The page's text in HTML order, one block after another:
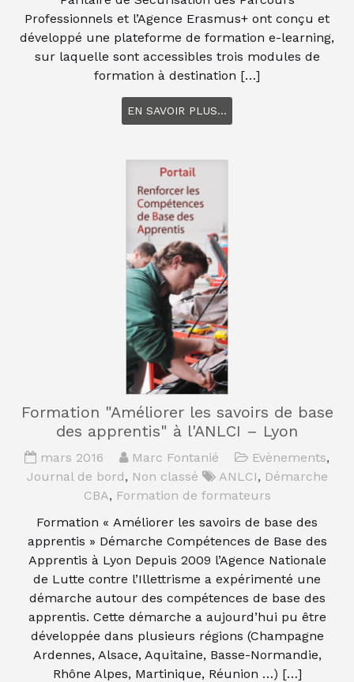
Professionnels et l’Agence Erasmus+ ont conçu et
développé une plateforme de formation e-learning,
sur laquelle sont accessibles trois modules de
formation à destination […]
EN SAVOIR PLUS...
Formation "Améliorer les savoirs de base
des apprentis" à l'ANLCI – Lyon
mars 2016 Marc Fontanié Evènements,
Journal de bord, Non classé ANLCI, Démarche
CBA, Formation de formateurs
Formation « Améliorer les savoirs de base des
apprentis » Démarche Compétences de Base des
Apprentis à Lyon Depuis 2009 l’Agence Nationale
de Lutte contre l’Illettrisme a expérimenté une
démarche autour des compétences de base des
apprentis. Cette démarche a aujourd’hui pu être
développée dans plusieurs régions (Champagne
Ardennes, Alsace, Aquitaine, Basse-Normandie,
Rhône Alpes, Martinique, Réunion …) […]